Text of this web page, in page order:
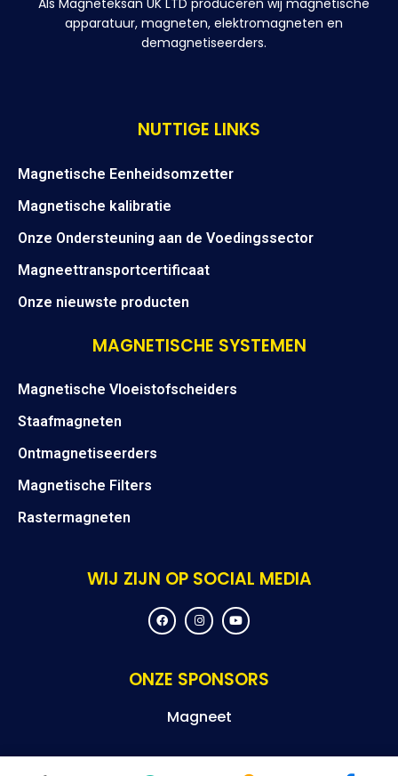
Als Magneteksan UK LTD produceren wij magnetische
apparatuur, magneten, elektromagneten en
demagnetiseerders.
NUTTIGE LINKS
Magnetische Eenheidsomzetter
Magnetische kalibratie
Onze Ondersteuning aan de Voedingssector
Magneettransportcertificaat
Onze nieuwste producten
MAGNETISCHE SYSTEMEN
Magnetische Vloeistofscheiders
Staafmagneten
Ontmagnetiseerders
Magnetische Filters
Rastermagneten
WIJ ZIJN OP SOCIAL MEDIA
F
a
c
o
o
I
n
s
g
r
Y
o
u
b
e
ONZE SPONSORS
Magneet